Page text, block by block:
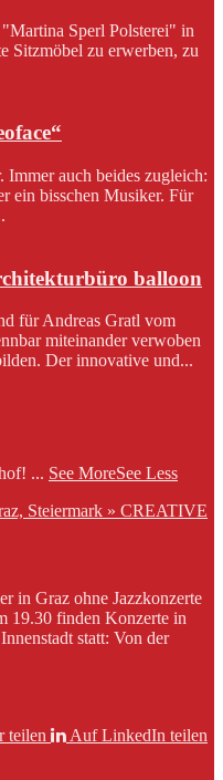
Sperl Polsterei" in
Sitzmöbel zu erwerben, zu
auch beides zugleich:
ein bisschen Musiker. Für
balloon
für Andreas Gratl vom
miteinander verwoben
Der innovative und...
... See MoreSee Less
Steiermark » CREATIVE
in Graz ohne Jazzkonzerte
19.30 finden Konzerte in
statt: Von der
teilen
Auf LinkedIn teilen